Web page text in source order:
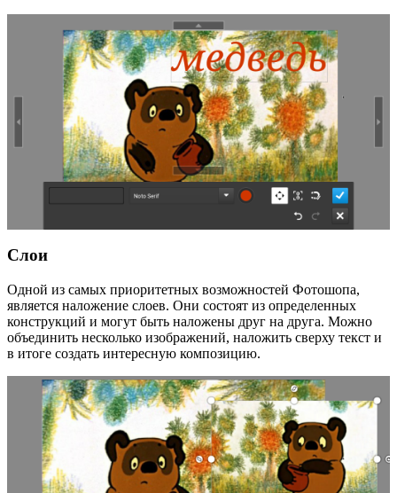
Слои
Одной из самых приоритетных возможностей Фотошопа,
является наложение слоев. Они состоят из определенных
конструкций и могут быть наложены друг на друга. Можно
объединить несколько изображений, наложить сверху текст и
в итоге создать интересную композицию.